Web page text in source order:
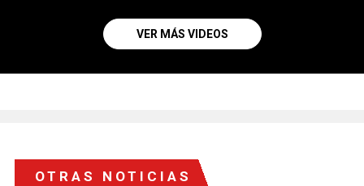
VER MÁS VIDEOS
OTRAS NOTICIAS